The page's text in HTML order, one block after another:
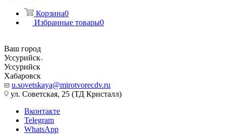
Корзина0
Избранные товары0
Ваш город
Уссурийск
Уссурийск
Хабаровск
u.sovetskaya@mirotvorecdv.ru
ул. Советская, 25 (ТД Кристалл)
Вконтакте
Telegram
WhatsApp